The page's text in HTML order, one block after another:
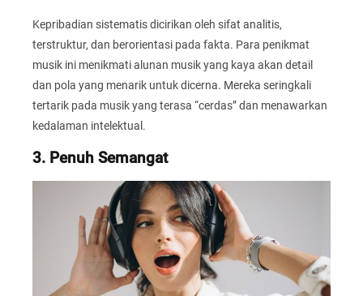
Kepribadian sistematis dicirikan oleh sifat analitis,
terstruktur, dan berorientasi pada fakta. Para penikmat
musik ini menikmati alunan musik yang kaya akan detail
dan pola yang menarik untuk dicerna. Mereka seringkali
tertarik pada musik yang terasa “cerdas” dan menawarkan
kedalaman intelektual.
3. Penuh Semangat